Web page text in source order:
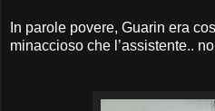
In parole povere, Guarin era
minaccioso che l’assistente..